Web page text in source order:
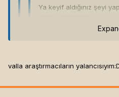
Ya keyif aldığınız şeyi
valla araştırmacıların